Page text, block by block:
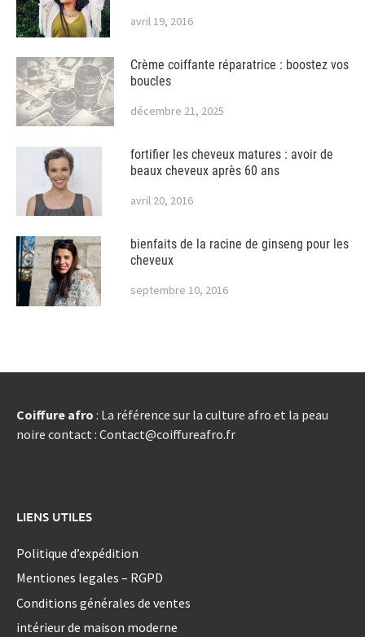
avril 19, 2016
Crème coiffante réparatrice : boostez vos
boucles
décembre 21, 2025
fortifier les cheveux matures : avoir de
beaux cheveux après 60 ans
avril 20, 2016
bienfaits de la racine de ginseng pour les
cheveux
septembre 10, 2016
Coiffure afro : La référence sur la culture afro et la peau
noire contact : Contact@coiffureafro.fr
LIENS UTILES
Politique d’expédition
Mentiones legales – RGPD
Conditions générales de ventes
intérieur de maison moderne